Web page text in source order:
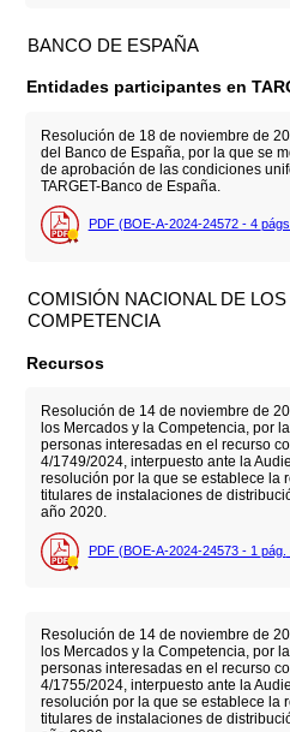
BANCO DE ESPAÑA
Entidades participantes en
Resolución de 18 de noviembre de
del Banco de España, por la que se
de aprobación de las condiciones
TARGET-Banco de España.
PDF (BOE-A-2024-24572 - 4 págs.
COMISIÓN NACIONAL DE
COMPETENCIA
Recursos
Resolución de 14 de noviembre de
los Mercados y la Competencia, por
personas interesadas en el recurso
4/1749/2024, interpuesto ante la
resolución por la que se establece la
titulares de instalaciones de
año 2020.
PDF (BOE-A-2024-24573 - 1 pág.
Resolución de 14 de noviembre de
los Mercados y la Competencia, por
personas interesadas en el recurso
4/1755/2024, interpuesto ante la
resolución por la que se establece la
titulares de instalaciones de